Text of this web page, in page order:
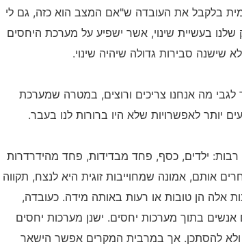
בלקבל את העובדה ש"אם המצב הוא כזה, גם לי
בעשיית שינוי, אשר ישפיע על מערכת היחסים
שישנה סבירות גדולה שיהיה שינוי.
לגבי מה אנחנו צריכים ורוצים, במטרה שמערכת
יותר לאפשרויות שלא היו ברורות לנו בעבר.
ילדים, כסף, פחד מבדידות, פחד מהידרדרות
אותם, אמונה שמחוייבות זוגית היא לנצח, תקווה
אלה הן טובות או רעות באותה מידה. כעובדה,
בתוך מערכות יחסים. ישנן מערכות יחסים
להסתכן. אך במרבית המקרים אפשר הישאר